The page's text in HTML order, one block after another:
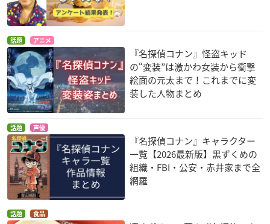
話題 アニメ
『名探偵コナン』怪盗キッド
の“変装”は激かわ女装から衝撃
絵面の元太まで！これまでに変
装した人物まとめ
話題 声優
『名探偵コナン』キャラクター
一覧【2026最新版】黒ずくめの
組織・FBI・公安・赤井家まで全
網羅
話題 食品